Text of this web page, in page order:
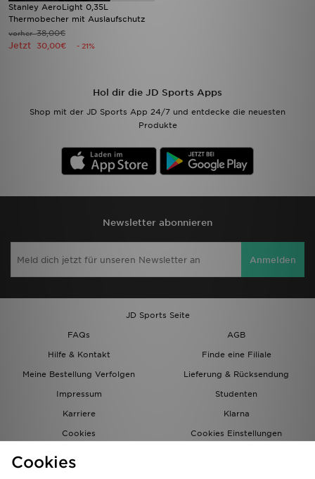
Stanley AeroLight 0,35L
Thermobecher mit Auslaufschutz
vorher38,00€
Jetzt 30,00€ - 21%
Hol dir die JD Sports Apps
Shop mit der JD Sports App 24/7 und entdecke die neuesten
Produkte
Newsletter abonnieren
Anmelden
JD Sports Seite
FAQs
AGB
Hilfe & Kontakt
Finde eine Filiale
Meine Bestellung Verfolgen
Lieferung & Rücksendung
Impressum
Studenten
Karriere
Klarna
Cookies
Cookies Einstellungen
Cookies